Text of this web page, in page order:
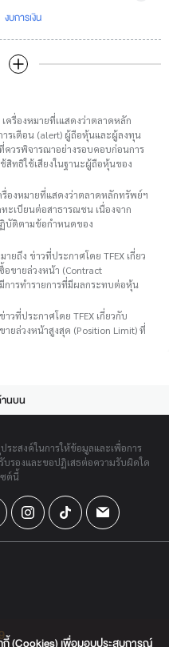
งบการเงิน
ครื่องหมายที่เแสดงว่าตลาดหลัก
รเตือน (alert) ผู้ถือหุ้นและผู้ลงทุน
ควรพิจารณาอย่างรอบคอบก่อนการ
ทธิใช้เสียงในฐานะผู้ถือหุ้นของ
รื่องหมายที่แสดงว่าตลาดหลักทรัพย์ฯ
ะเบียนต่อสาธารณชน เนื่องจาก
บัติตามข้อกำหนดของ
ายถึง ข่าวที่ประกาศโดย TFEX เกี่ยว
ขายล่วงหน้า (Contract
การทำรายการที่มีผลกระทบต่อหุ้น
วที่ประกาศโดย TFEX เกี่ยวกับ
ยล่วงหน้าสูงสุด (Position Limit) ที่
นบน
ะสงค์ในการให้ข้อมูลและเพื่อการ
รองและขอปฏิเสธต่อความรับผิดใด
ซต์นี้